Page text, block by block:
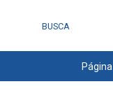
BUSCA
Página